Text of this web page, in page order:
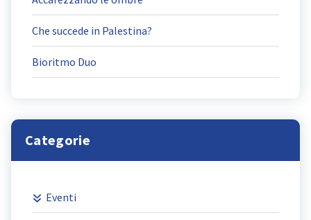
Che succede in Palestina?
Bioritmo Duo
Categorie
Eventi